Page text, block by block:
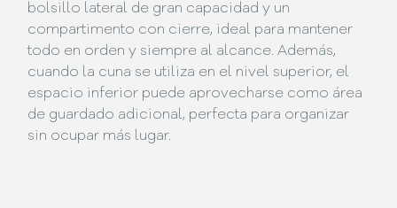
bolsillo lateral de gran capacidad y un
compartimento con cierre, ideal para mantener
todo en orden y siempre al alcance. Además,
cuando la cuna se utiliza en el nivel superior, el
espacio inferior puede aprovecharse como área
de guardado adicional, perfecta para organizar
sin ocupar más lugar.